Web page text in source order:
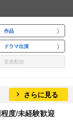
作品
ドラマ出演
音楽配信
さらに見る
度/未経験歓迎